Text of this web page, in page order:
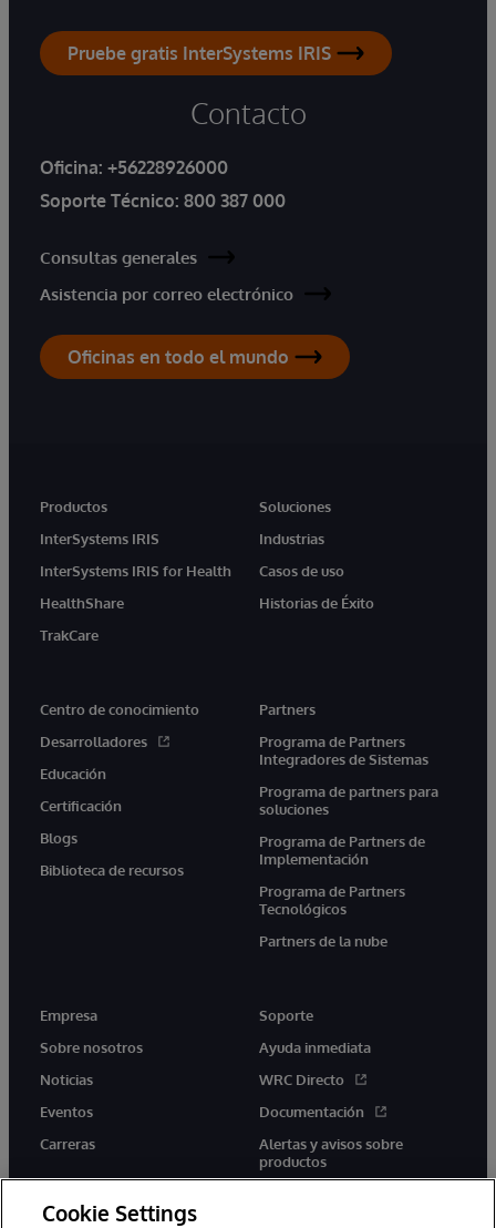
Pruebe gratis InterSystems IRIS
Contacto
Oficina: +56228926000
Soporte Técnico: 800 387 000
Consultas generales
Asistencia por correo electrónico
Oficinas en todo el mundo
Productos
InterSystems IRIS
InterSystems IRIS for Health
HealthShare
TrakCare
Soluciones
Industrias
Casos de uso
Historias de Éxito
Centro de conocimiento
Desarrolladores
Educación
Certificación
Blogs
Biblioteca de recursos
Partners
Programa de Partners
Integradores de Sistemas
Programa de partners para
soluciones
Programa de Partners de
Implementación
Programa de Partners
Tecnológicos
Partners de la nube
Empresa
Sobre nosotros
Noticias
Eventos
Carreras
Soporte
Ayuda inmediata
WRC Directo
Documentación
Alertas y avisos sobre
productos
Cookie Settings